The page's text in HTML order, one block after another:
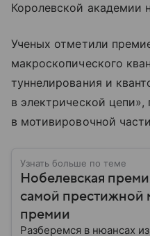
Королевской академии
Ученых отметили
макроскопического
туннелирования и
в электрической цепи»,
в мотивировочной
Узнать больше по теме
Нобелевская
самой престижной
премии
Разберемся в нюансах